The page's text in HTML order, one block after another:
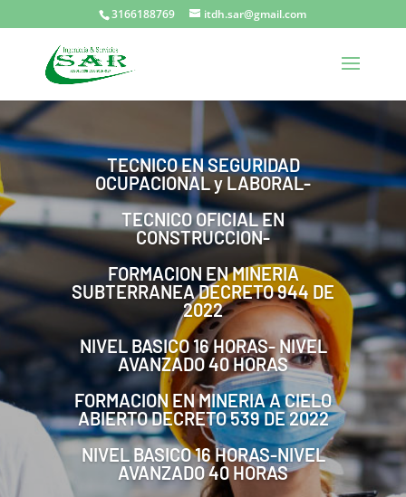
3166188769 itdh.sar@gmail.com
TECNICO EN SEGURIDAD
OCUPACIONAL y LABORAL-
TECNICO OFICIAL EN
CONSTRUCCION-
FORMACION EN MINERIA
SUBTERRANEA DECRETO 944 DE
2022
NIVEL BASICO 16 HORAS- NIVEL
AVANZADO 40 HORAS
FORMACION EN MINERIA A CIELO
ABIERTO DECRETO 539 DE 2022
NIVEL BASICO 16 HORAS-NIVEL
AVANZADO 40 HORAS